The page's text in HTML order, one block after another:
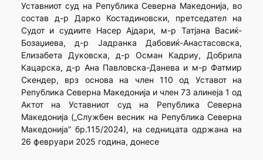
Уставниот суд на Република Северна Македонија, во
состав д-р Дарко Костадиновски, претседател на
Судот и судиите Насер Ајдари, м-р Татјана Васиќ-
Бозаџиева, д-р Јадранка Дабовиќ-Анастасовска,
Елизабета Дуковска, д-р Осман Кадриу, Добрила
Кацарска, д-р Ана Павловска-Данева и м-р Фатмир
Скендер, врз основа на член 110 од Уставот на
Република Северна Македонија и член 73 алинеја 1 од
Актот на Уставниот суд на Република Северна
Македонија („Службен весник на Република Северна
Македонија” бр.115/2024), на седницата одржана на
26 февруари 2025 година, донесе